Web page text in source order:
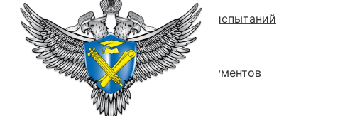
Программы вступительных испытаний
Основные сведения о ЕГЭ
Перечень необходимых документов
План приема